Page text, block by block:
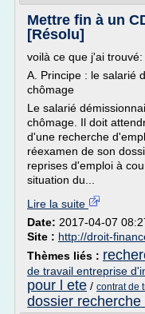
Mettre fin à un
[Résolu]
voilà ce que j'ai trouvé:
A. Principe : le salarié
chômage
Le salarié
chômage. Il doit
d'une recherche
réexamen de son
reprises d'emploi à
situation du...
Lire la suite
Date: 2017-04-07
Site : http://droit-
Thèmes liés :
de travail entreprise
pour l ete / contrat de
dossier recherche